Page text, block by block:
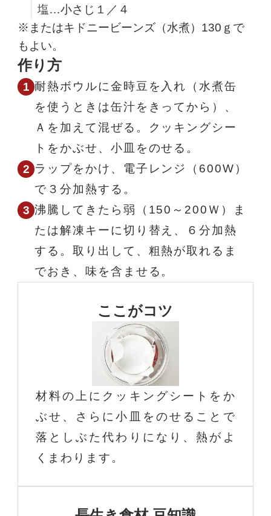
塩…小さじ１／４
※またはキドニービーンズ（水煮）130ｇで
もよい。
作り方
耐熱ボウルに金時豆を入れ（水煮缶
を使うときは缶汁をきってから）、
Ａを加えて混ぜる。クッキングシー
トをかぶせ、小皿をのせる。
ラップをかけ、電子レンジ（600W）
で３分加熱する。
沸騰してきたら弱（150～200Ｗ）ま
たは解凍キーに切り替え、６分加熱
する。取り出して、粗熱が取れるま
でおき、味を含ませる。
ここがコツ
材料の上にクッキングシートをか
ぶせ、さらに小皿をのせることで
落としぶた代わりになり、熱がよ
くまわります。